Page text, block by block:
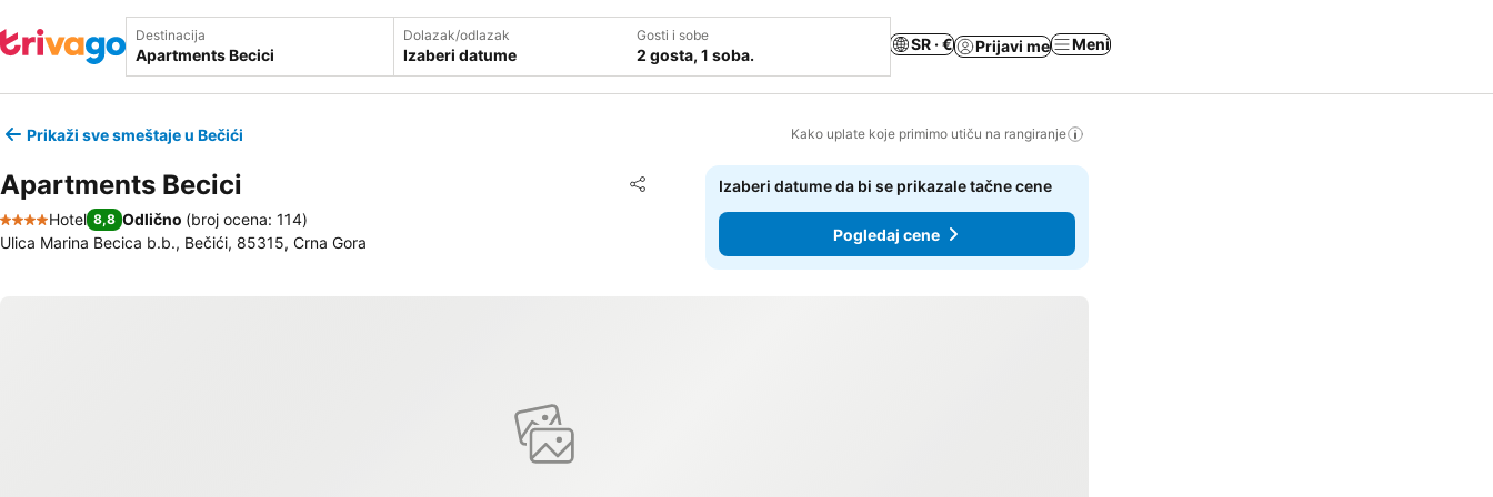
Destinacija Dolazak/odlazak
Izaberi datume
Gosti i sobe
2 gosta, 1 soba.
SR · € Prijavi me Meni
Prikaži sve smeštaje u Bečići Kako uplate koje primimo utiču na rangiranje
Apartments Becici Deli
Dodati u favorite
4 Zvezdice
Hotel 8,8 Odlično (broj ocena: 114)
Ulica Marina Becica b.b., Bečići, 85315, Crna Gora
Izaberi datume da bi se prikazale tačne cene
Pogledaj cene